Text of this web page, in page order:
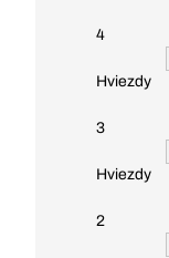
4
Hviezdy
3
Hviezdy
2